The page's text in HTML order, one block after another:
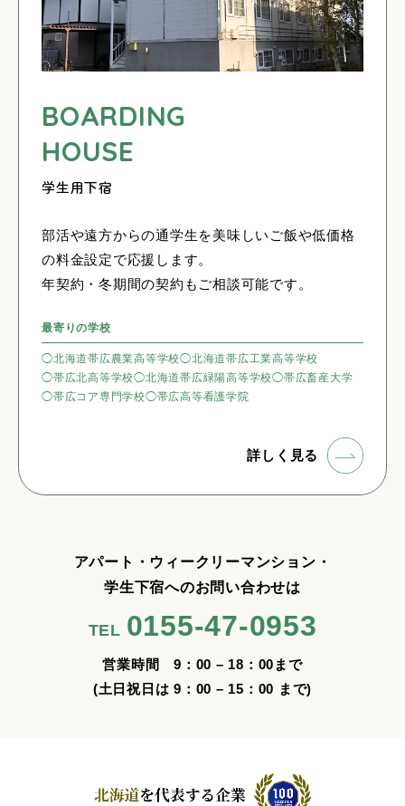
BOARDING
HOUSE
学生用下宿
部活や遠方からの通学生を美味しいご飯や低価格
の料金設定で応援します。
年契約・冬期間の契約もご相談可能です。
最寄りの学校
◯北海道帯広農業高等学校◯北海道帯広工業高等学校
◯帯広北高等学校◯北海道帯広緑陽高等学校◯帯広畜産大学
◯帯広コア専門学校◯帯広高等看護学院
詳しく見る
アパート・ウィークリーマンション・
学生下宿へのお問い合わせは
TEL 0155-47-0953
営業時間 9：00 – 18：00まで
(土日祝日は 9：00 – 15：00 まで)